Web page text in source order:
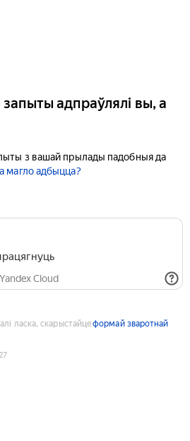
адпраўлялі вы, а
з вашай прылады падобныя да
магло адбыцца?
Cloud
ласка, скарыстайцеформай зваротнай